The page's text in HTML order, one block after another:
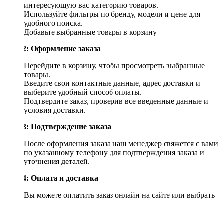
интересующую вас категорию товаров.
Используйте фильтры по бренду, модели и цене для
удобного поиска.
Добавьте выбранные товары в корзину
Шаг 2: Оформление заказа
Перейдите в корзину, чтобы просмотреть выбранные
товары.
Введите свои контактные данные, адрес доставки и
выберите удобный способ оплаты.
Подтвердите заказ, проверив все введенные данные и
условия доставки.
Шаг 3: Подтверждение заказа
После оформления заказа наш менеджер свяжется с вами
по указанному телефону для подтверждения заказа и
уточнения деталей.
Шаг 4: Оплата и доставка
Вы можете оплатить заказ онлайн на сайте или выбрать